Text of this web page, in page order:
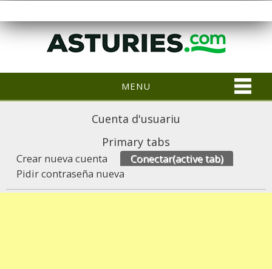
MENU
Cuenta d'usuariu
Primary tabs
Crear nueva cuenta Conectar(active tab)
Pidir contraseña nueva